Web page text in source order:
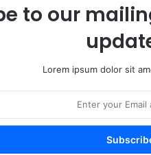
to our
Lorem ipsum dolor sit